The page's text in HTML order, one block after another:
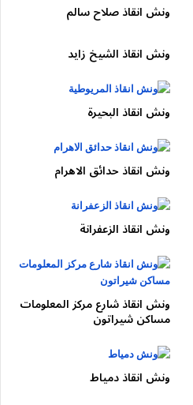
والحديثة بدون خدوش أو أضرار.
وإلى التجمع لأي محافظة داخل
لونش
ومنها:
ونش انقاذ صلاح سالم
ونش انقاذ الشيخ زايد
ونش انقاذ البحيرة
ونش انقاذ حدائق الاهرام
ونش انقاذ الزعفرانة
ونش انقاذ شارع مركز المعلومات
مساكن شيراتون
ونش انقاذ دمياط